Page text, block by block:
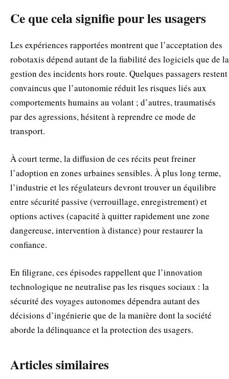
Ce que cela signifie pour les usagers
Les expériences rapportées montrent que l’acceptation des
robotaxis dépend autant de la fiabilité des logiciels que de la
gestion des incidents hors route. Quelques passagers restent
convaincus que l’autonomie réduit les risques liés aux
comportements humains au volant ; d’autres, traumatisés
par des agressions, hésitent à reprendre ce mode de
transport.
À court terme, la diffusion de ces récits peut freiner
l’adoption en zones urbaines sensibles. À plus long terme,
l’industrie et les régulateurs devront trouver un équilibre
entre sécurité passive (verrouillage, enregistrement) et
options actives (capacité à quitter rapidement une zone
dangereuse, intervention à distance) pour restaurer la
confiance.
En filigrane, ces épisodes rappellent que l’innovation
technologique ne neutralise pas les risques sociaux : la
sécurité des voyages autonomes dépendra autant des
décisions d’ingénierie que de la manière dont la société
aborde la délinquance et la protection des usagers.
Articles similaires